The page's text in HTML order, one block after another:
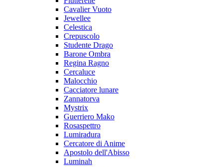
Cavalier Vuoto
Jewellee
Celestica
Crepuscolo
Studente Drago
Barone Ombra
Regina Ragno
Cercaluce
Malocchio
Cacciatore lunare
Zannatorva
Mystrix
Guerriero Mako
Rosaspettro
Lumiradura
Cercatore di Anime
Apostolo dell'Abisso
Luminah